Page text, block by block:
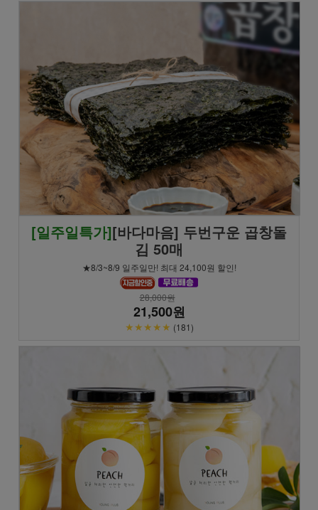
[일주일특가][바다마음] 두번구운 곱창돌
김 50매
★8/3~8/9 일주일만! 최대 24,100원 할인!
28,000원
21,500원
★★★★★ (181)